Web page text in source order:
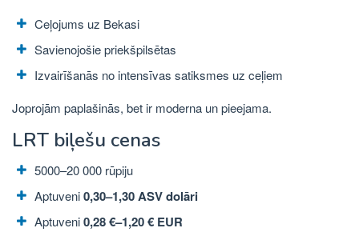
Ceļojums uz Bekasi
Savienojošie priekšpilsētas
Izvairīšanās no intensīvas satiksmes uz ceļiem
Joprojām paplašinās, bet ir moderna un pieejama.
LRT biļešu cenas
5000–20 000 rūpiju
Aptuveni0,30–1,30 ASV dolāri
Aptuveni0,28 €–1,20 € EUR